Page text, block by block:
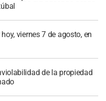
viernes 7 de agosto, en
de la propiedad